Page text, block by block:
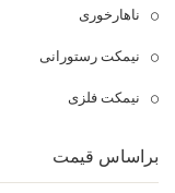
ناهارخوری
نیمکت رستورانی
نیمکت فلزی
براساس قیمت